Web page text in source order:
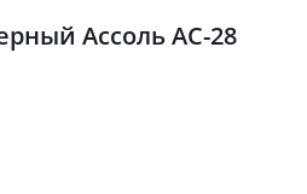
Ассоль АС-28